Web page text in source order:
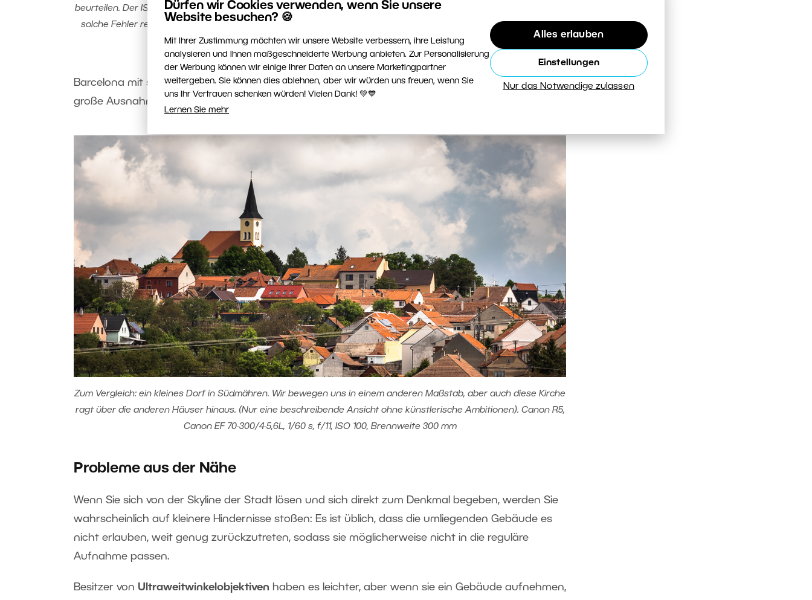
Dürfen wir Cookies verwenden, wenn Sie unsere
Website besuchen? 🍪
Mit Ihrer Zustimmung möchten wir unsere Website verbessern, ihre Leistung
analysieren und Ihnen maßgeschneiderte Werbung anbieten. Zur Personalisierung
der Werbung können wir einige Ihrer Daten an unsere Marketingpartner
weitergeben. Sie können dies ablehnen, aber wir würden uns freuen, wenn Sie
uns Ihr Vertrauen schenken würden! Vielen Dank! 💚💙
Lernen Sie mehr
Alles erlauben
Einstellungen
Nur das Notwendige zulassen
beurteilen. Der ISO-Wert 800 ist hier ein Fehler – die alte Canon 350D hat keine Auto-ISO-Funktion, daher passieren
solche Fehler regelmäßig. Canon 350D, Sigma 70-300/4-5,6, 1/800 s, f/11, ISO 800, 108 mm Brennweite (173 mm bei
Umrechnung auf Vollformat)
Barcelona mit seinem weltberühmten Gebäude mag ein extremes Beispiel sein, aber es ist keine
große Ausnahme. Auch in Kleinstädten dominieren die Kirchen über andere Gebäude.
Zum Vergleich: ein kleines Dorf in Südmähren. Wir bewegen uns in einem anderen Maßstab, aber auch diese Kirche
ragt über die anderen Häuser hinaus. (Nur eine beschreibende Ansicht ohne künstlerische Ambitionen). Canon R5,
Canon EF 70-300/4-5,6L, 1/60 s, f/11, ISO 100, Brennweite 300 mm
Probleme aus der Nähe
Wenn Sie sich von der Skyline der Stadt lösen und sich direkt zum Denkmal begeben, werden Sie
wahrscheinlich auf kleinere Hindernisse stoßen: Es ist üblich, dass die umliegenden Gebäude es
nicht erlauben, weit genug zurückzutreten, sodass sie möglicherweise nicht in die reguläre
Aufnahme passen.
Besitzer von Ultraweitwinkelobjektiven haben es leichter, aber wenn sie ein Gebäude aufnehmen,